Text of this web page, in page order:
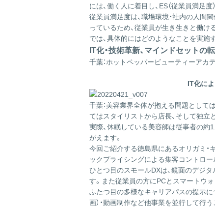
には、働く人に着目し、ES（従業員満足
従業員満足度は、職場環境・社内の人間
っているため、従業員が生き生きと働
では、具体的にはどのようなことを実施
IT化・技術革新、マインドセットの
千葉：ホットペッパービューティーアカ
IT化に
千葉：美容業界全体が抱える問題として
てはスタイリストから店長、そして独立
実際、休眠している美容師は従事者の約
がえます。
今回ご紹介する徳島県にあるオリガミ・
ックプライシングによる集客コントロ
ひとつ目のスモールDXは、鏡面のデジ
す。また従業員の方にPCとスマートウ
ふたつ目の多様なキャリアパスの提示
画）・動画制作など他事業を並行して行